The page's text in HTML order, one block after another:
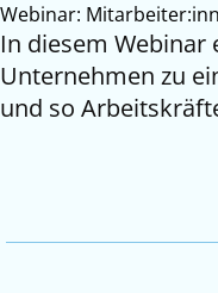
Webinar:
In diesem Webinar
Unternehmen zu
und so